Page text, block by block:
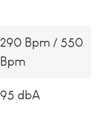
290 Bpm / 550
Bpm
95 dbA